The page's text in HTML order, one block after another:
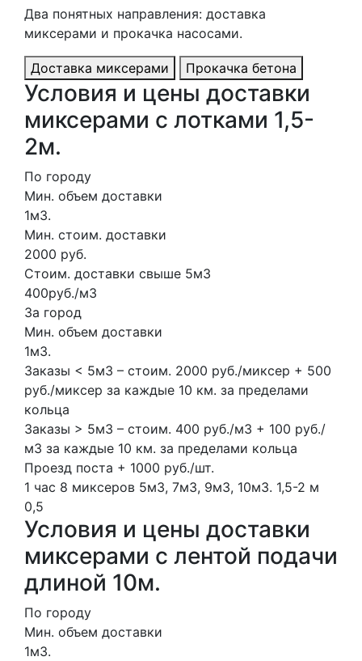
Два понятных направления: доставка
миксерами и прокачка насосами.
Доставка миксерами Прокачка бетона
Условия и цены доставки
миксерами с лотками 1,5-
2м.
По городу
Мин. объем доставки
1м3.
Мин. стоим. доставки
2000 руб.
Стоим. доставки свыше 5м3
400руб./м3
За город
Мин. объем доставки
1м3.
Заказы < 5м3 – стоим. 2000 руб./миксер + 500
руб./миксер за каждые 10 км. за пределами
кольца
Заказы > 5м3 – стоим. 400 руб./м3 + 100 руб./
м3 за каждые 10 км. за пределами кольца
Проезд поста + 1000 руб./шт.
1 час 8 миксеров 5м3, 7м3, 9м3, 10м3. 1,5-2 м
0,5
Условия и цены доставки
миксерами с лентой подачи
длиной 10м.
По городу
Мин. объем доставки
1м3.